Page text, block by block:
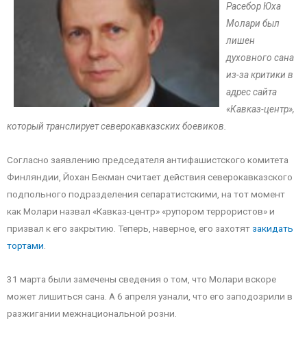
Расебор Юха
Молари был
лишен
духовного сана
из-за критики в
адрес сайта
«Кавказ-центр»,
который транслирует северокавказских боевиков.
Согласно заявлению председателя антифашистского комитета
Финляндии, Йохан Бекман считает действия северокавказского
подпольного подразделения сепаратистскими, на тот момент
как Молари назвал «Кавказ-центр» «рупором террористов» и
призвал к его закрытию. Теперь, наверное, его захотятзакидать
тортами
31 марта были замечены сведения о том, что Молари вскоре
может лишиться сана. А 6 апреля узнали, что его заподозрили в
разжигании межнациональной розни.